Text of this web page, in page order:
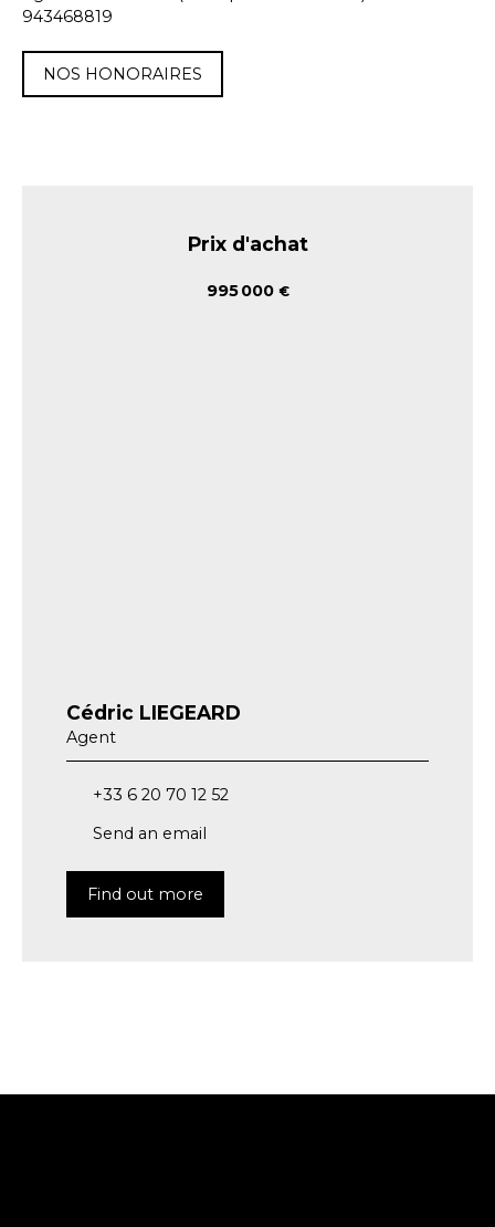
943468819
NOS HONORAIRES
Prix d'achat
995 000 €
Cédric LIEGEARD
Agent
+33 6 20 70 12 52
Send an email
Find out more